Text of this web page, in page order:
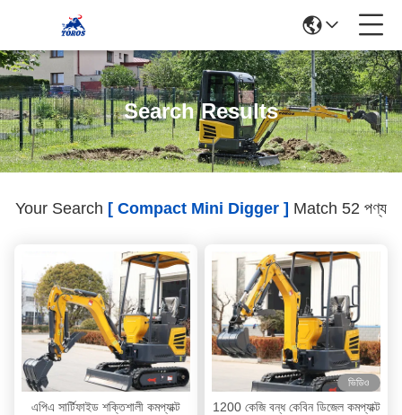
Search Results
Your Search [ Compact Mini Digger ] Match 52 পণ্য
এপিএ সার্টিফাইড শক্তিশালী কমপ্যাক্ট
ভিডিও
1200 কেজি বন্ধ কেবিন ডিজেল কমপ্যাক্ট